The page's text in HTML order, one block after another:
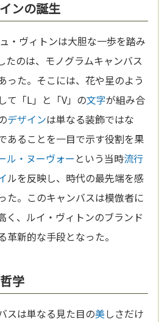
ンの誕生
・ヴィトンは大胆な一歩を踏み
たのは、モノグラムキャンバス
った。そこには、花や星のよう
て「L」と「V」の文字が組み合
デザインは単なる装飾ではな
あることを一目で示す役割を果
ル・ヌーヴォー という当時流行
ルを反映し、時代の最先端を感
た。このキャンバスは模倣者に
く、ルイ・ヴィトンのブランド
革新的な手段となった。
学
スは単なる見た目の美しさだけ